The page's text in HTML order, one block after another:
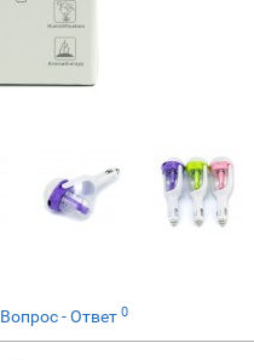
Вопрос - Ответ 0